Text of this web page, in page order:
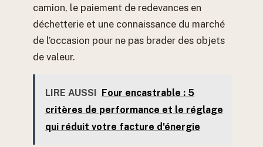
camion, le paiement de redevances en
déchetterie et une connaissance du marché
de l’occasion pour ne pas brader des objets
de valeur.
LIRE AUSSI Four encastrable : 5
critères de performance et le réglage
qui réduit votre facture d'énergie